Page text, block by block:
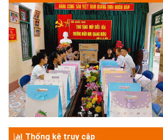
Thống kê truy cập